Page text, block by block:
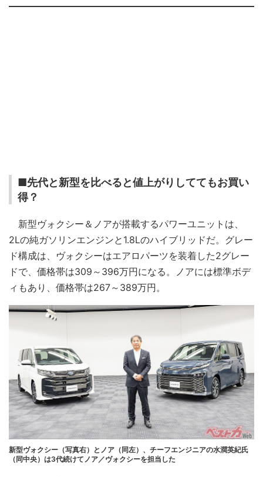
■先代と新型を比べると値上がりしててもお買い
得？
新型ヴォクシー＆ノアが搭載するパワーユニットは、
2Lの純ガソリンエンジンと1.8Lのハイブリッドだ。グレー
ド構成は、ヴォクシーはエアロパーツを装着した2グレー
ドで、価格帯は309～396万円になる。ノアには標準ボデ
ィもあり、価格帯は267～389万円。
新型ヴォクシー（写真右）とノア（同左）、チーフエンジニアの水澗英紀氏
（同中央）は3代続けてノア／ヴォクシーを担当した